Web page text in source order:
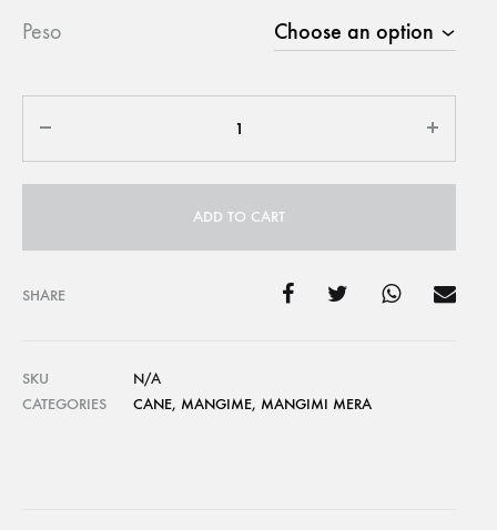
Peso
ADD TO CART
SHARE
SKU
N/A
CATEGORIES
CANE, MANGIME, MANGIMI MERA